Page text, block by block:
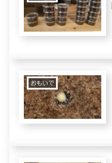
おもいで